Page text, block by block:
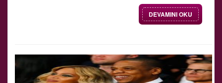
DEVAMINI OKU